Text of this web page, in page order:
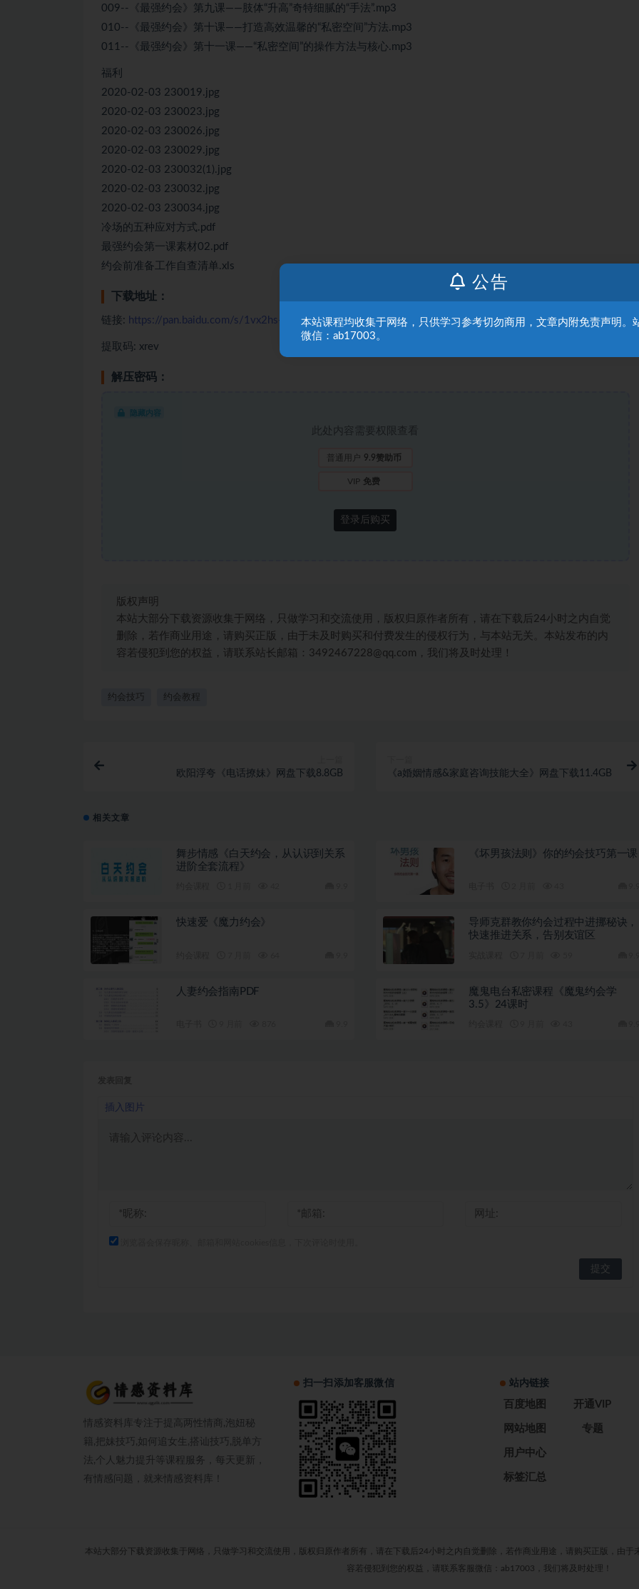
009--《最强约会》第九课——肢体“升高”奇特细腻的“手法”.mp3
010--《最强约会》第十课——打造高效温馨的“私密空间”方法.mp3
011--《最强约会》第十一课——“私密空间”的操作方法与核心.mp3
福利
2020-02-03 230019.jpg
2020-02-03 230023.jpg
2020-02-03 230026.jpg
2020-02-03 230029.jpg
2020-02-03 230032(1).jpg
2020-02-03 230032.jpg
2020-02-03 230034.jpg
冷场的五种应对方式.pdf
最强约会第一课素材02.pdf
约会前准备工作自查清单.xls
下载地址：
链接: https://pan.baidu.com/s/1vx2hs-FEfCCn9fy3UDxv9A
提取码: xrev
解压密码：
隐藏内容
此处内容需要权限查看
普通用户 9.9赞助币
VIP 免费
登录后购买
版权声明
本站大部分下载资源收集于网络，只做学习和交流使用，版权归原作者所有，请在下载后24小时之内自觉
删除，若作商业用途，请购买正版，由于未及时购买和付费发生的侵权行为，与本站无关。本站发布的内
容若侵犯到您的权益，请联系站长邮箱：3492467228@qq.com，我们将及时处理！
约会技巧 约会教程
欧阳浮夸《电话撩妹》网盘下载8.8GB 《a婚姻情感&家庭咨询技能大全》网盘下载11.4GB
相关文章
舞步情感《白天约会，从认识到关系
进阶全套流程》
《坏男孩法则》你的约会技巧第一课
快速爱《魔力约会》
导师克群教你约会过程中进挪秘诀，
快速推进关系，告别友谊区
人妻约会指南PDF
魔鬼电台私密课程《魔鬼约会学
3.5》24课时
插入图片
情感资料库专注于提高两性情商,泡妞秘
籍,把妹技巧,如何追女生,搭讪技巧,脱单方
法,个人魅力提升等课程服务，每天更新，
有情感问题，就来情感资料库！
扫一扫添加客服微信 站内链接
百度地图 开通VIP
网站地图 专题
用户中心
标签汇总
本站大部分下载资源收集于网络，只做学习和交流使用，版权归原作者所有，请在下载后24小时之内自觉删除，若作商业用途，请购买正版，由
容若侵犯到您的权益，请联系客服微信：ab17003，我们将及时处理！
公告
本站课程均收集于网络，只供学习参考切勿商用，文章内附免责声明。
微信：ab17003。